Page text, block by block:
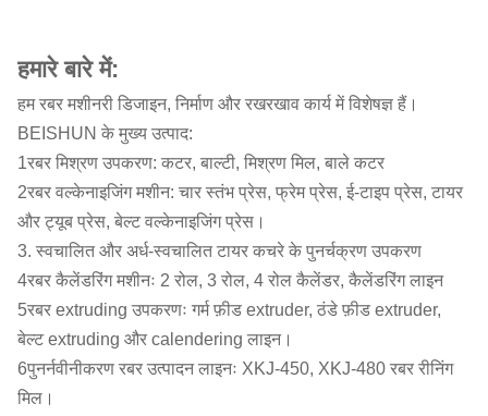
हमारे बारे में:
हम रबर मशीनरी डिजाइन, निर्माण और रखरखाव कार्य में विशेषज्ञ हैं।
BEISHUN के मुख्य उत्पाद:
1रबर मिश्रण उपकरण: कटर, बाल्टी, मिश्रण मिल, बाले कटर
2रबर वल्केनाइजिंग मशीन: चार स्तंभ प्रेस, फ्रेम प्रेस, ई-टाइप प्रेस, टायर
और ट्यूब प्रेस, बेल्ट वल्केनाइजिंग प्रेस।
3. स्वचालित और अर्ध-स्वचालित टायर कचरे के पुनर्चक्रण उपकरण
4रबर कैलेंडरिंग मशीनः 2 रोल, 3 रोल, 4 रोल कैलेंडर, कैलेंडरिंग लाइन
5रबर extruding उपकरणः गर्म फ़ीड extruder, ठंडे फ़ीड extruder,
बेल्ट extruding और calendering लाइन।
6पुनर्नवीनीकरण रबर उत्पादन लाइनः XKJ-450, XKJ-480 रबर रीनिंग
मिल।